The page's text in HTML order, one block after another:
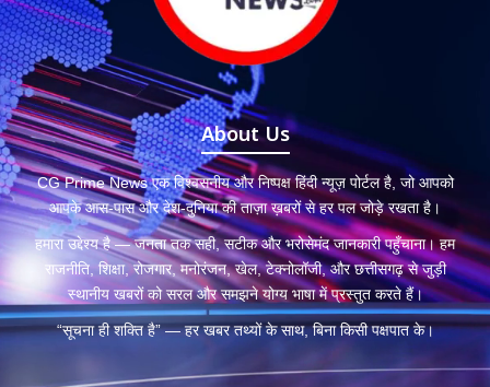
About Us
CG Prime News एक विश्वसनीय और निष्पक्ष हिंदी न्यूज़ पोर्टल है, जो आपको
आपके आस-पास और देश-दुनिया की ताज़ा ख़बरों से हर पल जोड़े रखता है।
हमारा उद्देश्य है — जनता तक सही, सटीक और भरोसेमंद जानकारी पहुँचाना। हम
राजनीति, शिक्षा, रोजगार, मनोरंजन, खेल, टेक्नोलॉजी, और छत्तीसगढ़ से जुड़ी
स्थानीय खबरों को सरल और समझने योग्य भाषा में प्रस्तुत करते हैं।
“सूचना ही शक्ति है” — हर खबर तथ्यों के साथ, बिना किसी पक्षपात के।